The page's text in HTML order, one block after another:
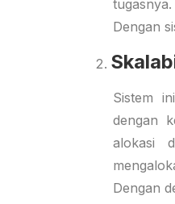
Dengan
Sistem
dengan
alokasi
Dengan